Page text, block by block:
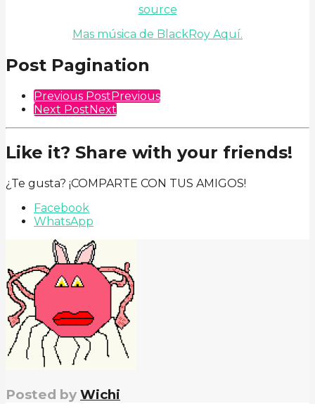
source
Mas música de BlackRoy Aquí.
Post Pagination
Previous PostPrevious
Next PostNext
Like it? Share with your friends!
¿Te gusta? ¡COMPARTE CON TUS AMIGOS!
Facebook
WhatsApp
Posted by Wichi